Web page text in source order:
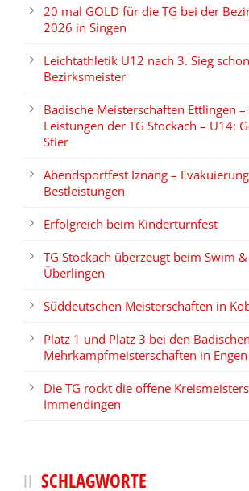
20 mal GOLD für die TG bei der
2026 in Singen
Leichtathletik U12 nach 3. Sieg
Bezirksmeister
Badische Meisterschaften Ettlingen
Leistungen der TG Stockach – U14:
Stier
Abendsportfest Iznang –
Bestleistungen
Erfolgreich beim Kinderturnfest
TG Stockach überzeugt beim Swim
Überlingen
Süddeutschen Meisterschaften in
Platz 1 und Platz 3 bei den Badischen
Mehrkampfmeisterschaften in Engen
Die TG rockt die offene
Immendingen
SCHLAGWORTE